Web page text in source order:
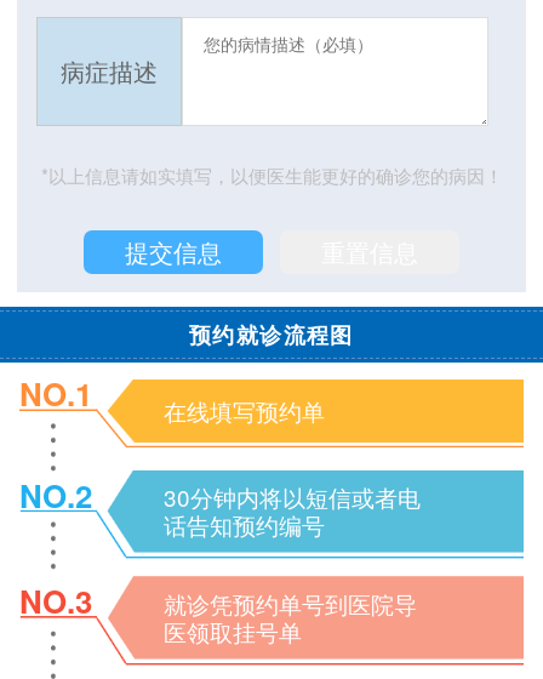
病症描述
*以上信息请如实填写，以便医生能更好的确诊您的病因！
预约就诊流程图
NO.1 在线填写预约单
NO.2
30分钟内将以短信或者电
话告知预约编号
NO.3
就诊凭预约单号到医院导
医领取挂号单